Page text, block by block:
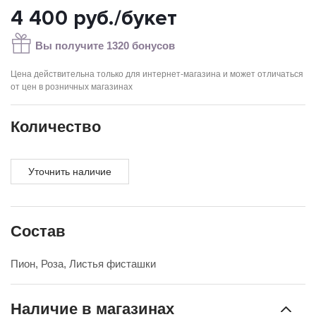
4 400 руб./букет
Вы получите 1320 бонусов
Цена действительна только для интернет-магазина и может отличаться
от цен в розничных магазинах
Количество
Уточнить наличие
Состав
Пион, Роза, Листья фисташки
Наличие в магазинах